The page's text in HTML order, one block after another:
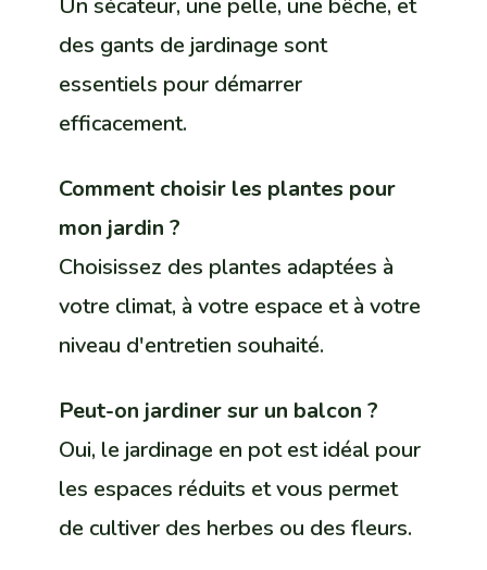
Un sécateur, une pelle, une bêche, et
des gants de jardinage sont
essentiels pour démarrer
efficacement.
Comment choisir les plantes pour
mon jardin ?
Choisissez des plantes adaptées à
votre climat, à votre espace et à votre
niveau d'entretien souhaité.
Peut-on jardiner sur un balcon ?
Oui, le jardinage en pot est idéal pour
les espaces réduits et vous permet
de cultiver des herbes ou des fleurs.